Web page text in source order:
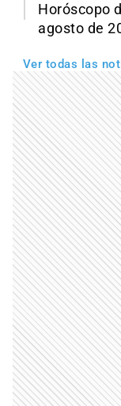
Horóscopo
agosto de
Ver todas las